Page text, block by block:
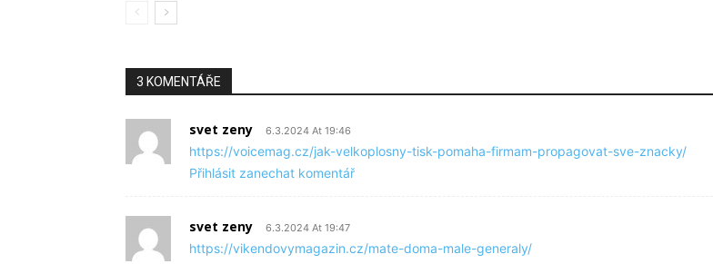
3 KOMENTÁŘE
svet zeny 6.3.2024 At 19:46
https://voicemag.cz/jak-velkoplosny-tisk-pomaha-firmam-propagovat-sve-znacky/
Přihlásit zanechat komentář
svet zeny 6.3.2024 At 19:47
https://vikendovymagazin.cz/mate-doma-male-generaly/